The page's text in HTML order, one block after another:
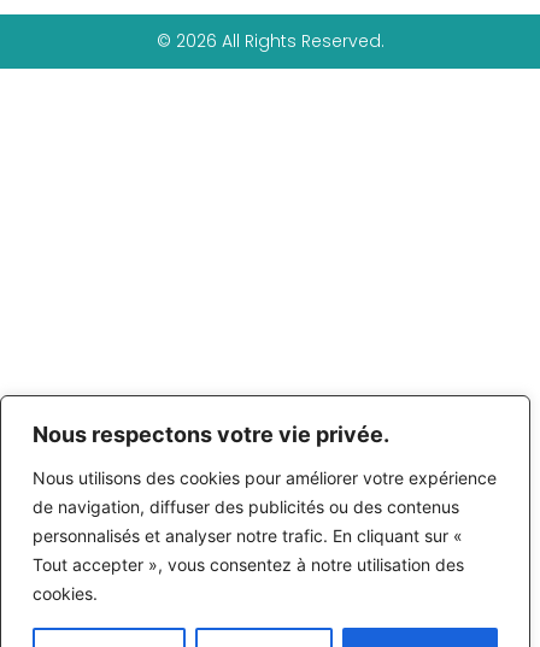
Nous respectons votre vie privée.
Nous utilisons des cookies pour améliorer votre expérience
de navigation, diffuser des publicités ou des contenus
personnalisés et analyser notre trafic. En cliquant sur «
Tout accepter », vous consentez à notre utilisation des
cookies.
© 2026 All Rights Reserved.